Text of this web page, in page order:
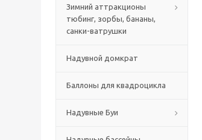
Зимний аттракционы
тюбинг, зорбы, бананы,
санки-ватрушки
Надувной домкрат
Баллоны для квадроцикла
Надувные Буи